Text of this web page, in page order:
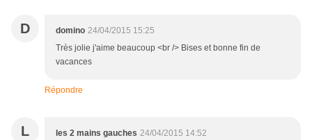
D domino 24/04/2015 15:25
Très jolie j'aime beaucoup <br /> Bises et bonne fin de
vacances
Répondre
L les 2 mains gauches 24/04/2015 14:52